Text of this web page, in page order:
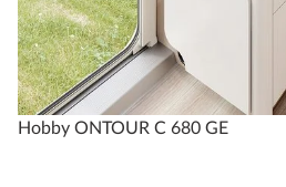
Hobby ONTOUR C 680 GE